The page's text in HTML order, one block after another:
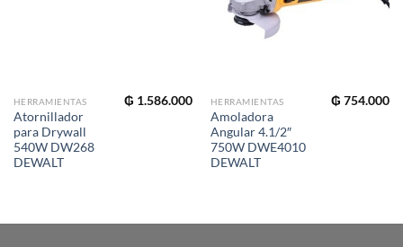
HERRAMIENTAS
Atornillador
para Drywall
540W DW268
DEWALT
₲ 1.586.000 HERRAMIENTAS
Amoladora
Angular 4.1/2″
750W DWE4010
DEWALT
₲ 754.000